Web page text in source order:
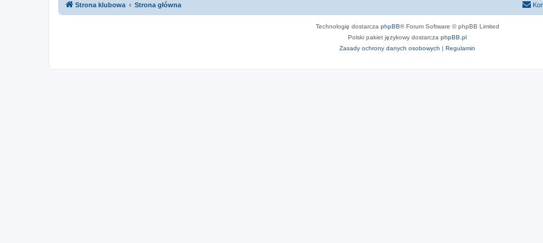
Strona klubowa Strona główna
Technologię dostarcza phpBB® Forum Software © phpBB Limited
Polski pakiet językowy dostarcza phpBB.pl
Zasady ochrony danych osobowych | Regulamin